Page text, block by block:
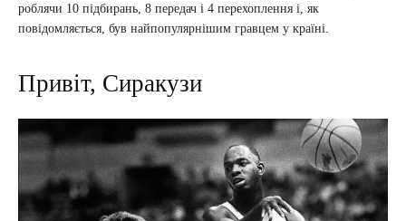
роблячи 10 підбирань, 8 передач і 4 перехоплення і, як
повідомляється, був найпопулярнішим гравцем у країні.
Привіт, Сиракузи